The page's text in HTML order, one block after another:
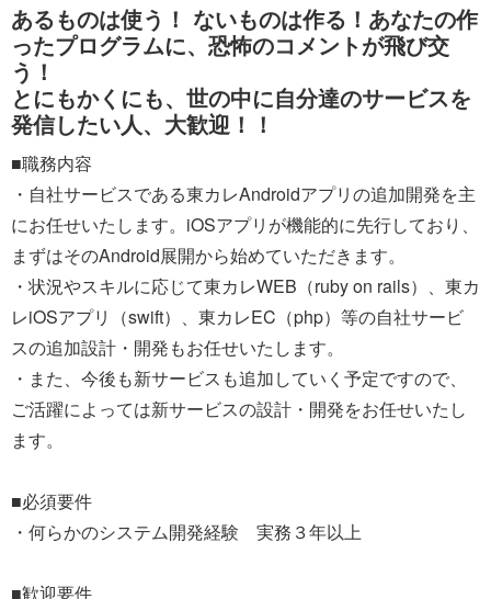
あるものは使う！ ないものは作る！あなたの作
ったプログラムに、恐怖のコメントが飛び交
う！
とにもかくにも、世の中に自分達のサービスを
発信したい人、大歓迎！！
■職務内容
・自社サービスである東カレAndroidアプリの追加開発を主
にお任せいたします。iOSアプリが機能的に先行しており、
まずはそのAndroid展開から始めていただきます。
・状況やスキルに応じて東カレWEB（ruby on rails）、東カ
レiOSアプリ（swift）、東カレEC（php）等の自社サービ
スの追加設計・開発もお任せいたします。
・また、今後も新サービスも追加していく予定ですので、
ご活躍によっては新サービスの設計・開発をお任せいたし
ます。
■必須要件
・何らかのシステム開発経験 実務３年以上
■歓迎要件